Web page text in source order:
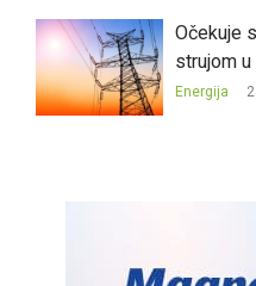
Očekuje
strujom
Energija